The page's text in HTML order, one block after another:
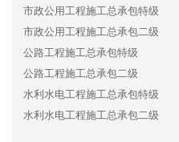
市政公用工程施工总承包特级
市政公用工程施工总承包二级
公路工程施工总承包特级
公路工程施工总承包二级
水利水电工程施工总承包特级
水利水电工程施工总承包二级